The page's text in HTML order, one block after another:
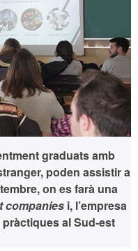
graduats amb
poden assistir a
, on es farà una
companies i, l’empresa
al Sud-est